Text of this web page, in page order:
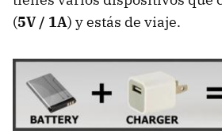
(5V / 1A) y estás de viaje.